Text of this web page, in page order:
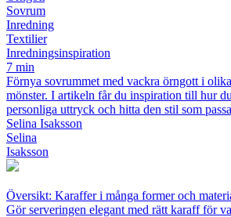
Sovrum
Inredning
Textilier
Inredningsinspiration
7 min
Förnya sovrummet med vackra örngott i
mönster. I artikeln får du inspiration till hur
personliga uttryck och hitta den stil som
Selina Isaksson
Selina
Isaksson
Översikt: Karaffer i många former och
Gör serveringen elegant med rätt karaff för